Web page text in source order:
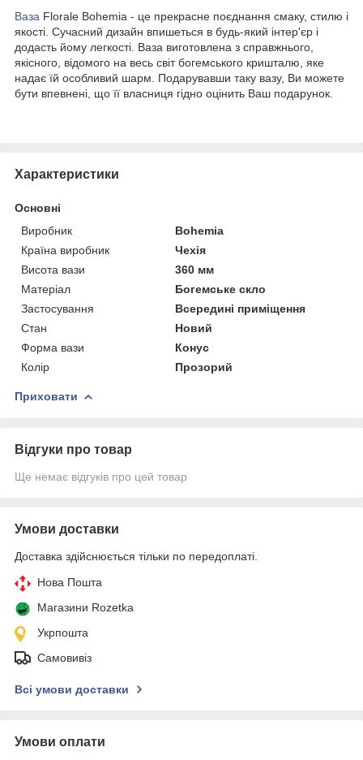
Ваза Florale Bohemia - це прекрасне поєднання смаку, стилю і
якості. Сучасний дизайн впишеться в будь-який інтер'єр і
додасть йому легкості. Ваза виготовлена з справжнього,
якісного, відомого на весь світ богемського кришталю, яке
надає їй особливий шарм. Подарувавши таку вазу, Ви можете
бути впевнені, що її власниця гідно оцінить Ваш подарунок.
Характеристики
Основні
Виробник
Bohemia
Країна виробник
Чехія
Висота вази
360 мм
Матеріал
Богемське скло
Застосування
Всередині приміщення
Стан
Новий
Форма вази
Конус
Колір
Прозорий
Приховати
Відгуки про товар
Ще немає відгуків про цей товар
Умови доставки
Доставка здійснюється тільки по передоплаті.
Нова Пошта
Магазини Rozetka
Укрпошта
Самовивіз
Всі умови доставки
Умови оплати